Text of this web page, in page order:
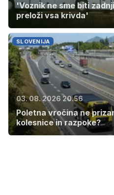
'Voznik ne sme biti
preloži vsa krivda'
SLOVENIJA
03. 08. 2026 20.56
Poletna vročina ne
kolesnice in razpoke?